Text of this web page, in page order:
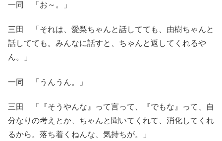
一同 「お～。」
三田 「それは、愛梨ちゃんと話してても、由樹ちゃんと
話してても。みんなに話すと、ちゃんと返してくれるや
ん。」
一同 「うんうん。」
三田 「『そうやんな』って言って、『でもな』って、自
分なりの考えとか、ちゃんと聞いてくれて、消化してくれ
るから。落ち着くねんな、気持ちが。」